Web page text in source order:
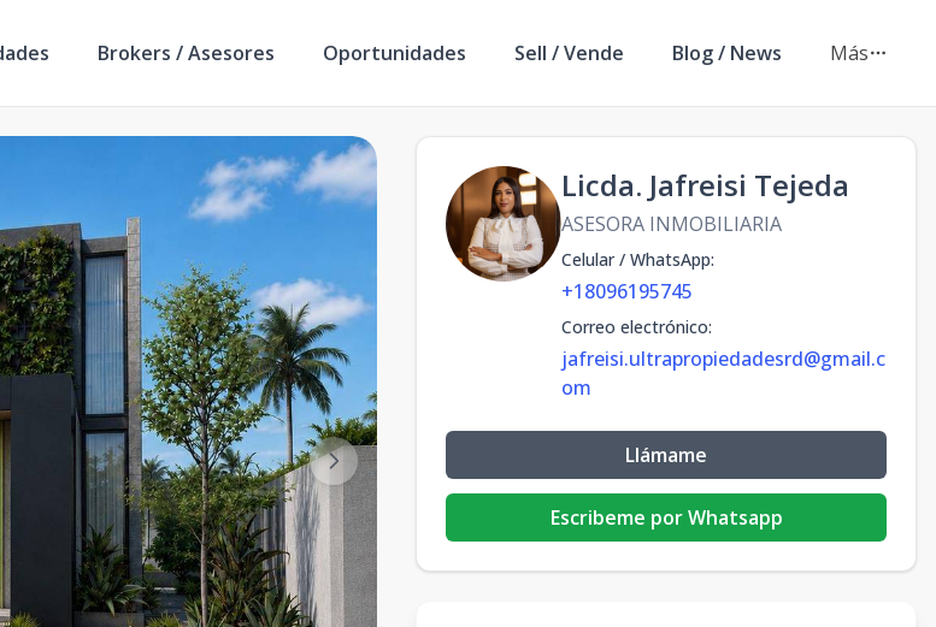
Brokers / Asesores Oportunidades Sell / Vende Blog / News Más
Licda. Jafreisi Tejeda
ASESORA INMOBILIARIA
Celular / WhatsApp:
+18096195745
Correo electrónico:
jafreisi.ultrapropiedadesrd@gmail.c
om
Llámame
Escribeme por Whatsapp